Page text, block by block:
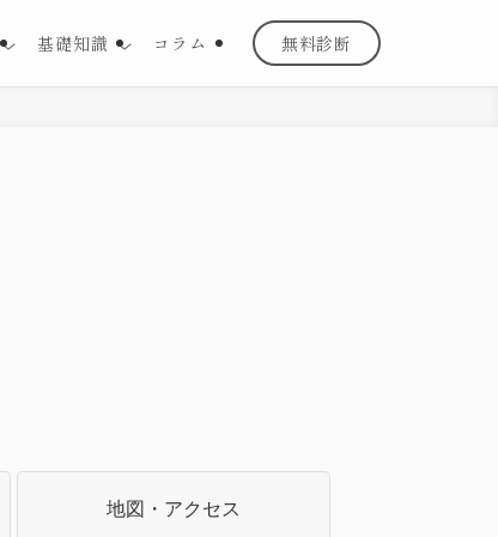
基礎知識 コラム 無料診断
地図・ アクセス